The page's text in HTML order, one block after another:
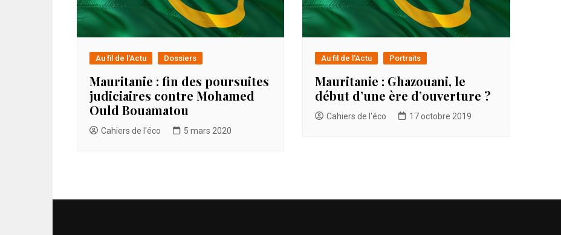
Au fil de l'Actu Dossiers
Mauritanie : fin des poursuites
judiciaires contre Mohamed
Ould Bouamatou
Cahiers de l'éco 5 mars 2020
Au fil de l'Actu Portraits
Mauritanie : Ghazouani, le
début d’une ère d’ouverture ?
Cahiers de l'éco 17 octobre 2019